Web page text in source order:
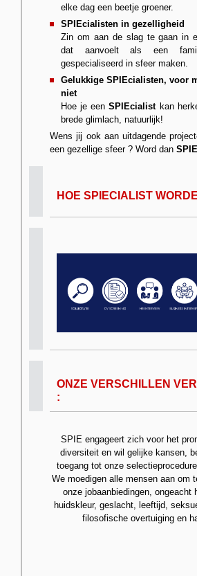
elke dag een beetje groener.
SPIEcialisten in gezelligheid
Zin om aan de slag te gaan in
dat aanvoelt als een
gespecialiseerd in sfeer maken.
Gelukkige SPIEcialisten, voor
niet
Hoe je eenSPIEcialist kan
brede glimlach, natuurlijk!
Wens jij ook aan uitdagende
een gezellige sfeer ? Word dan
HOE SPIECIALIST
ONZE VERSCHILLEN
:
SPIE engageert zich voor het
diversiteit en wil gelijke kansen,
toegang tot onze
We moedigen alle mensen aan om
onze jobaanbiedingen, ongeacht
huidskleur, geslacht, leeftijd,
filosofische overtuiging en